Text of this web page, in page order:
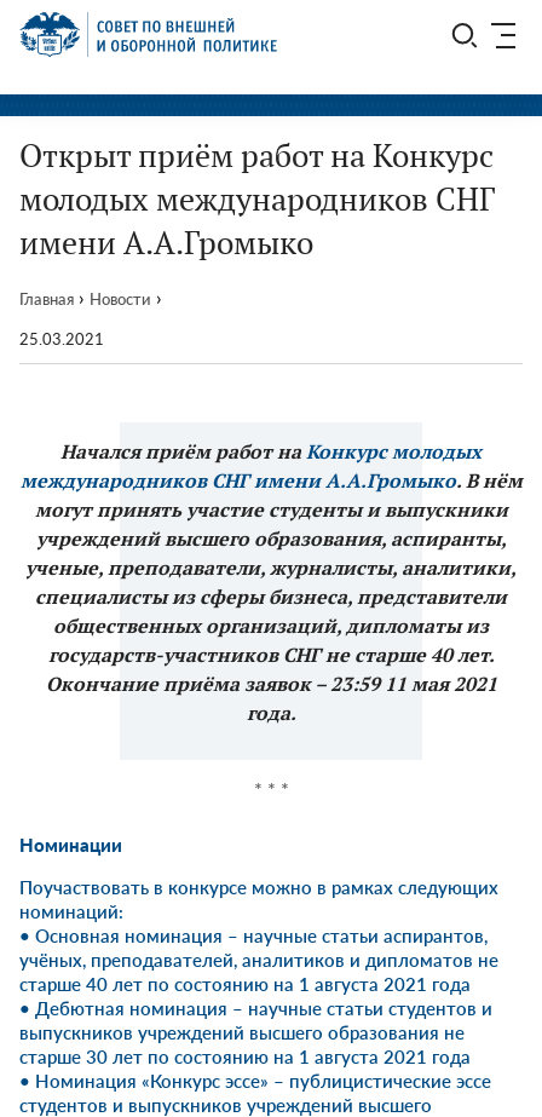
Перейти
СВОП
Открыт приём работ на Конкурс
молодых международников СНГ
имени А.А.Громыко
Главная › Новости ›
25.03.2021
Начался приём работ наКонкурс молодых
международников СНГ имени А.А.Громыко. В нём
могут принять участие студенты и выпускники
учреждений высшего образования, аспиранты,
ученые, преподаватели, журналисты, аналитики,
специалисты из сферы бизнеса, представители
общественных организаций, дипломаты из
государств-участников СНГ не старше 40 лет.
Окончание приёма заявок – 23:59 11 мая 2021
года.
* * *
Номинации
Поучаствовать в конкурсе можно в рамках следующих
номинаций:
• Основная номинация – научные статьи аспирантов,
учёных, преподавателей, аналитиков и дипломатов не
старше 40 лет по состоянию на 1 августа 2021 года
• Дебютная номинация – научные статьи студентов и
выпускников учреждений высшего образования не
старше 30 лет по состоянию на 1 августа 2021 года
• Номинация «Конкурс эссе» – публицистические эссе
студентов и выпускников учреждений высшего